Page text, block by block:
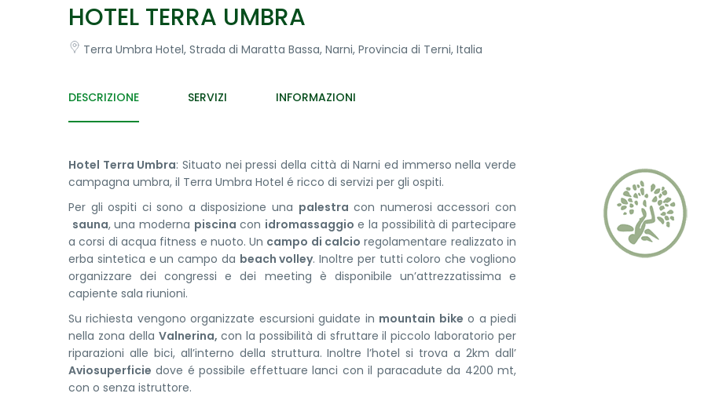
HOTEL TERRA UMBRA
Terra Umbra Hotel, Strada di Maratta Bassa, Narni, Provincia di Terni, Italia
DESCRIZIONE SERVIZI INFORMAZIONI
Hotel Terra Umbra: Situato nei pressi della città di Narni ed immerso nella verde
campagna umbra, il Terra Umbra Hotel é ricco di servizi per gli ospiti.
Per gli ospiti ci sono a disposizione una palestra con numerosi accessori con
sauna, una moderna piscina con idromassaggio e la possibilità di partecipare
a corsi di acqua fitness e nuoto. Un campo di calcio regolamentare realizzato in
erba sintetica e un campo da beach volley. Inoltre per tutti coloro che vogliono
organizzare dei congressi e dei meeting è disponibile un’attrezzatissima e
capiente sala riunioni.
Su richiesta vengono organizzate escursioni guidate in mountain bike o a piedi
nella zona della Valnerina, con la possibilità di sfruttare il piccolo laboratorio per
riparazioni alle bici, all’interno della struttura. Inoltre l’hotel si trova a 2km dall’
Aviosuperficie dove é possibile effettuare lanci con il paracadute da 4200 mt,
con o senza istruttore.